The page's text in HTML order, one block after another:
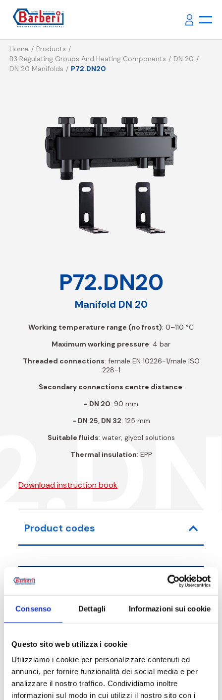
Consenso Dettagli Informazioni sui cookie
Questo sito web utilizza i cookie
Utilizziamo i cookie per personalizzare contenuti ed
annunci, per fornire funzionalità dei social media e per
analizzare il nostro traffico. Condividiamo inoltre
informazioni sul modo in cui utilizzi il nostro sito con i
Home
Products
B3 Regulating Groups And Heating Components
DN 20
DN 20 Manifolds
P72.DN20
P72.DN20
Manifold DN 20
Working temperature range (no frost): 0–110 °C
Maximum working pressure: 4 bar
Threaded connections: female EN 10226-1/male ISO
228-1
Secondary connections centre distance:
- DN 20: 90 mm
- DN 25, DN 32: 125 mm
Suitable fluids: water, glycol solutions
Thermal insulation: EPP
Download instruction book
Product codes
Item code
P72025002 G 1 M - G 1 RN
Description